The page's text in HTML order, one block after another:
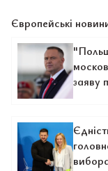
Європейські
заяву